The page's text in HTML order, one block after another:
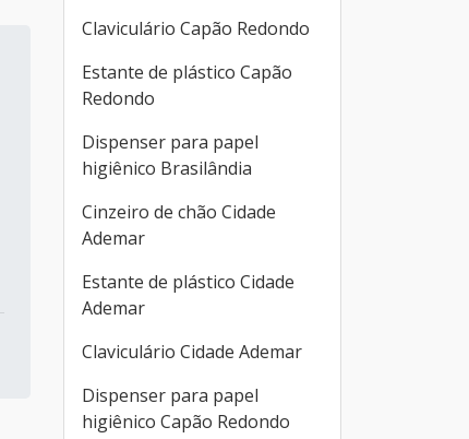
Claviculário Capão Redondo
Estante de plástico Capão
Redondo
Dispenser para papel
higiênico Brasilândia
Cinzeiro de chão Cidade
Ademar
Estante de plástico Cidade
Ademar
Claviculário Cidade Ademar
Dispenser para papel
higiênico Capão Redondo